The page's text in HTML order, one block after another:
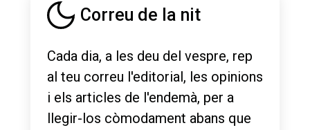
Correu de la nit
Cada dia, a les deu del vespre, rep
al teu correu l'editorial, les opinions
i els articles de l'endemà, per a
llegir-los còmodament abans que